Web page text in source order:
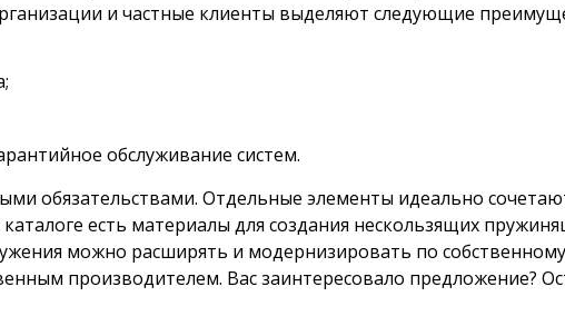
и частные клиенты выделяют следующие
обслуживание систем.
обязательствами. Отдельные элементы идеально
есть материалы для создания нескользящих
можно расширять и модернизировать по
производителем. Вас заинтересовало предложение?